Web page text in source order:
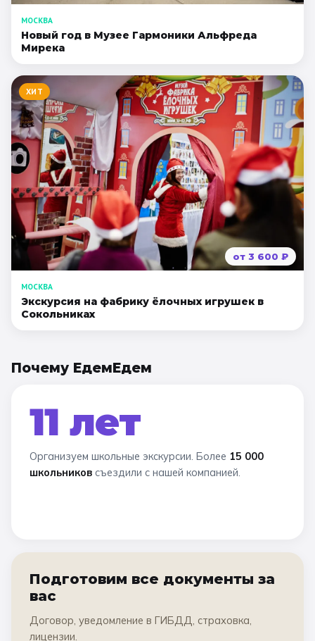
МОСКВА
Новый год в Музее Гармоники Альфреда
Мирека
ХИТ
от 3 600 ₽
МОСКВА
Экскурсия на фабрику ёлочных игрушек в
Сокольниках
Почему ЕдемЕдем
11 лет
Организуем школьные экскурсии. Более 15 000
школьников съездили с нашей компанией.
Подготовим все документы за
вас
Договор, уведомление в ГИБДД, страховка,
лицензии.